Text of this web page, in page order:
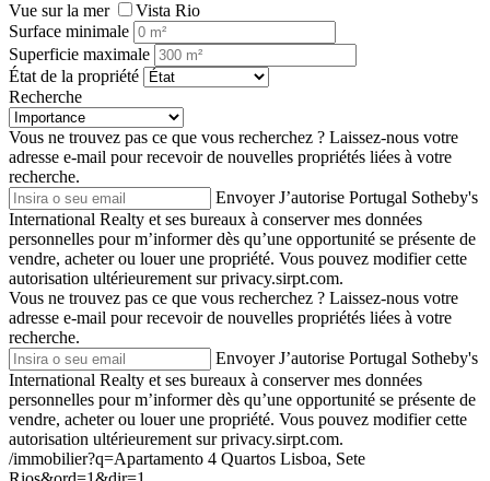
Vue sur la mer
Vista Rio
Surface minimale
Superficie maximale
État de la propriété
Recherche
Vous ne trouvez pas ce que vous recherchez ? Laissez-nous votre
adresse e-mail pour recevoir de nouvelles propriétés liées à votre
recherche.
Envoyer J’autorise Portugal Sotheby's
International Realty et ses bureaux à conserver mes données
personnelles pour m’informer dès qu’une opportunité se présente de
vendre, acheter ou louer une propriété. Vous pouvez modifier cette
autorisation ultérieurement sur privacy.sirpt.com.
Vous ne trouvez pas ce que vous recherchez ? Laissez-nous votre
adresse e-mail pour recevoir de nouvelles propriétés liées à votre
recherche.
Envoyer J’autorise Portugal Sotheby's
International Realty et ses bureaux à conserver mes données
personnelles pour m’informer dès qu’une opportunité se présente de
vendre, acheter ou louer une propriété. Vous pouvez modifier cette
autorisation ultérieurement sur privacy.sirpt.com.
/immobilier?q=Apartamento 4 Quartos Lisboa, Sete